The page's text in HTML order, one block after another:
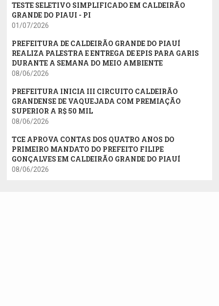
TESTE SELETIVO SIMPLIFICADO EM CALDEIRÃO
GRANDE DO PIAUI - PI
01/07/2026
PREFEITURA DE CALDEIRÃO GRANDE DO PIAUÍ
REALIZA PALESTRA E ENTREGA DE EPIS PARA GARIS
DURANTE A SEMANA DO MEIO AMBIENTE
08/06/2026
PREFEITURA INICIA III CIRCUITO CALDEIRÃO
GRANDENSE DE VAQUEJADA COM PREMIAÇÃO
SUPERIOR A R$ 50 MIL
08/06/2026
TCE APROVA CONTAS DOS QUATRO ANOS DO
PRIMEIRO MANDATO DO PREFEITO FILIPE
GONÇALVES EM CALDEIRÃO GRANDE DO PIAUÍ
08/06/2026